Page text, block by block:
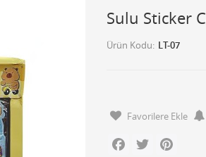
Sulu Sticker
Ürün Kodu LT-07
Favorilere Ekle
Facebook
Twitter